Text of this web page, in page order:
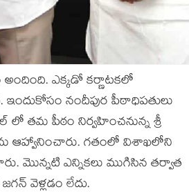
ఎక్కడో కర్ణాటకలో
ఇందుకోసం నందీపుర పీఠాధిపతులు
తమ పీఠం నిర్వహించనున్న శ్రీ
ఆహ్వానించారు. గతంలో విశాఖలోని
మొన్నటి ఎన్నికలు ముగిసిన తర్వాత
వెళ్లడం లేదు.